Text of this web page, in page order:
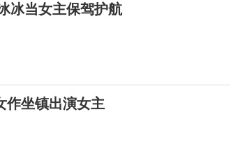
冰当女主保驾护航
作坐镇出演女主